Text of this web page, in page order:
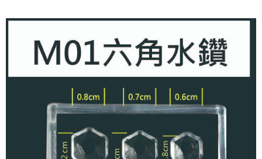
【關於「AFTEE先享後付」】
便利好安心！
１．簡單：不需註冊會員、不需綁卡、不需儲值。
２．便利：只要手機號碼，簡訊認證，即可結帳。
３．安心：先確認商品／服務後，再付款。
【「AFTEE先享後付」結帳流程】
１．於結帳方式選擇「AFTEE先享後付」後，將跳轉至「AFTEE先享後付」
結帳頁面，進行簡訊認證並確認金額後，即可完成結帳。
２．訂單成立數日內，您將收到繳費通知簡訊。
３．收到繳費通知簡訊後14天內，點擊此簡訊中的連結，可透過四大超商／
ATM／網路銀行／等多元方式進行付款，方視為交易完成。
※ 請注意：結帳手續完成當下不需立刻繳費，但若您需要取消訂單，請聯絡
運送方式
每筆NT$70，滿NT$2,500(含以上)免運費
付款後全家取貨
每筆NT$70，滿NT$2,500(含以上)免運費
7-11取貨付款